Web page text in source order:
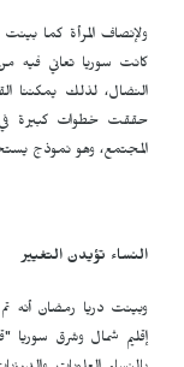
كانت سوريا تعاني فيه
النضال، لذلك يمكننا
حققت خطوات كبيرة في
المجتمع، وهو نموذج
النساء تؤيدن التغيير
وبينت دريا رمضان أنه
إقليم شمال وشرق سوريا